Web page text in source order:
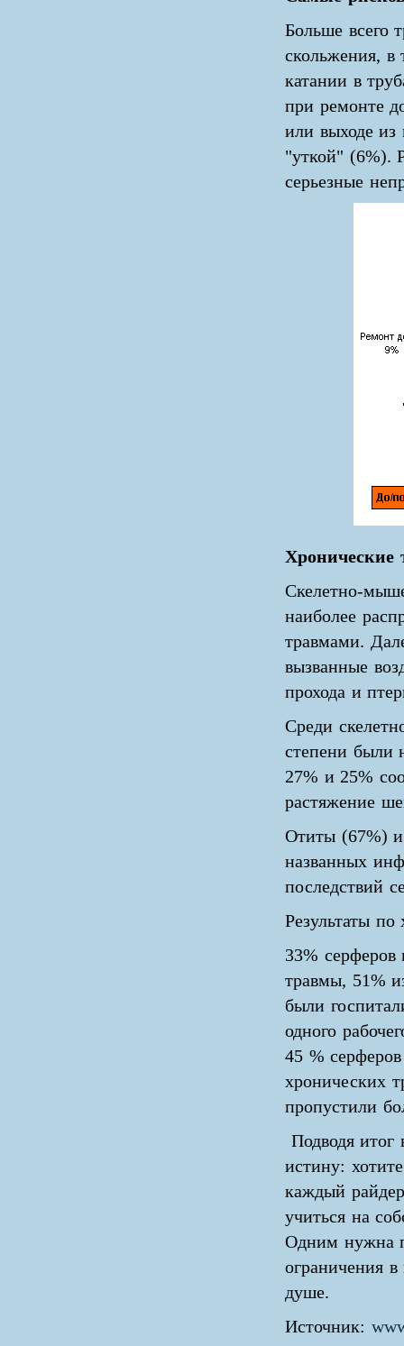
Больше всего
скольжения,
катании в
при ремонте
или выходе
"уткой" (6%).
серьезные
Хронические
Скелетно-
наиболее
травмами.
вызванные
прохода и
Среди
степени были
27% и 25%
растяжение
Отиты (67%)
названных
последствий
Результаты
33% серферов
травмы, 51%
были
одного
45 %
хронических
пропустили
Подводя итог
истину:
каждый
учиться на
Одним нужна
ограничения
душе.
Источник: